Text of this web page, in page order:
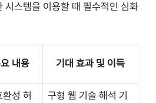
시스템을 이용할 때 필수적인 심화
내용 기대 효과 및 이득
성 허
구형 웹 기술 해석 기